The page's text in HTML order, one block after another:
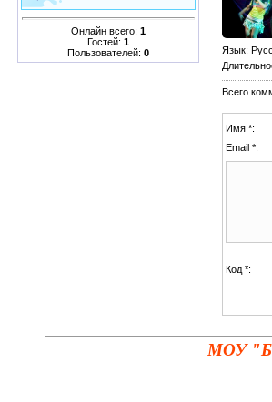
Онлайн всего: 1
Гостей: 1
Пользователей: 0 Язык:
Всего
Имя *:
Email *:
Код *:
МОУ